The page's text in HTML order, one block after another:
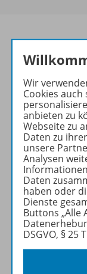
Wir
Cookies
anbieten zu
Webseite zu
Daten zu
unsere
Analysen
Daten
haben oder
Dienste
Buttons „Alle
DSGVO, § 25